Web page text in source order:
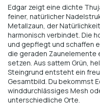
Edgar zeigt eine dichte
feiner, natürlicher
Metallzaun, der
harmonisch verbindet. Die
und gepflegt und schaffen
die geraden
setzen. Aus sattem Grün,
Steingrund entsteht ein
Gesamtbild. Du bekommst
winddurchlässiges Mesh
unterschiedliche Orte.